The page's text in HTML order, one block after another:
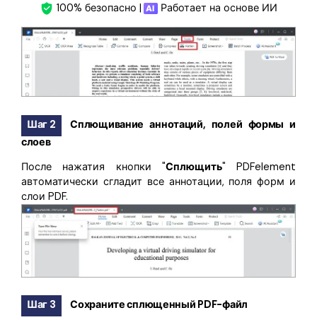
100% безопасно | Работает на основе ИИ
Шаг 2
Сплющивание аннотаций, полей формы и
слоев
После нажатия кнопки "Сплющить" PDFelement
автоматически сгладит все аннотации, поля форм и
слои PDF.
Шаг 3 Сохраните сплющенный PDF-файл